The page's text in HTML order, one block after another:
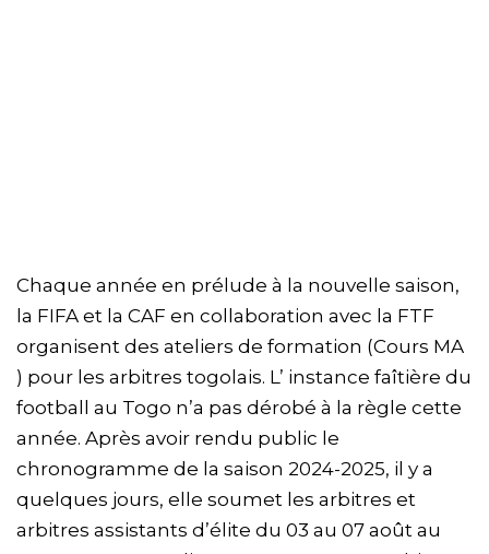
Chaque année en prélude à la nouvelle saison,
la FIFA et la CAF en collaboration avec la FTF
organisent des ateliers de formation (Cours MA
) pour les arbitres togolais. L’ instance faîtière du
football au Togo n’a pas dérobé à la règle cette
année. Après avoir rendu public le
chronogramme de la saison 2024-2025, il y a
quelques jours, elle soumet les arbitres et
arbitres assistants d’élite du 03 au 07 août au